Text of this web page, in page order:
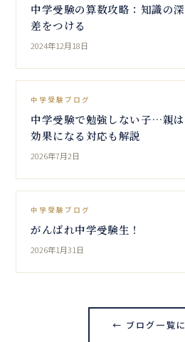
中学受験の算数攻略：知識の
差をつける
2024年12月18日
中学受験ブログ
中学受験で勉強しない子…親
効果になる対応も解説
2026年7月2日
中学受験ブログ
がんばれ中学受験生！
2026年1月31日
← ブログ一覧